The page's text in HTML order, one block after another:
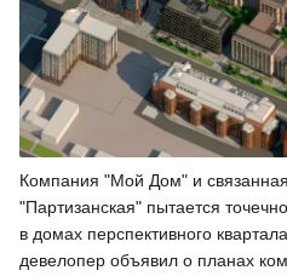
Компания "Мой Дом" и
"Партизанская" пытается
в домах перспективного
девелопер объявил о планах